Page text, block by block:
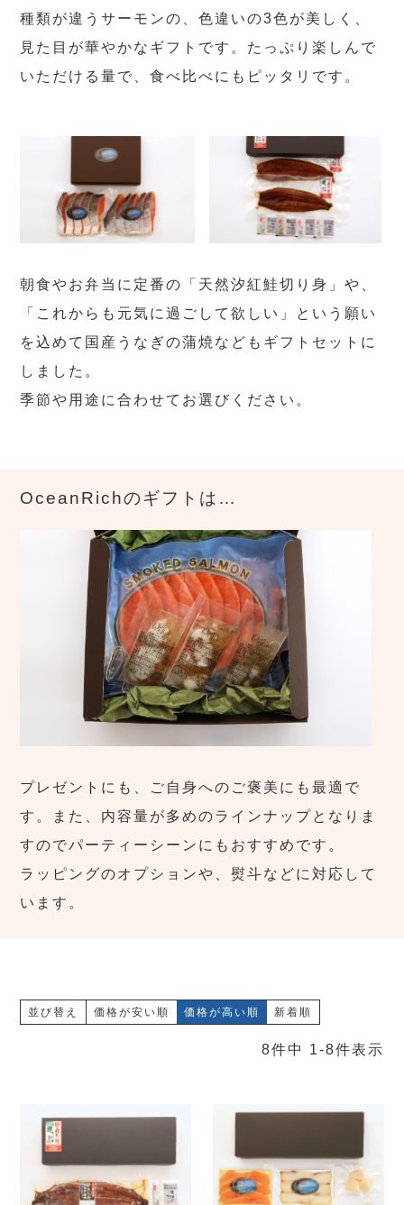
種類が違うサーモンの、色違いの3色が美しく、
見た目が華やかなギフトです。たっぷり楽しんで
いただける量で、食べ比べにもピッタリです。
朝食やお弁当に定番の「天然汐紅鮭切り身」や、
「これからも元気に過ごして欲しい」という願い
を込めて国産うなぎの蒲焼などもギフトセットに
しました。
季節や用途に合わせてお選びください。
OceanRichのギフトは…
プレゼントにも、ご自身へのご褒美にも最適で
す。また、内容量が多めのラインナップとなりま
すのでパーティーシーンにもおすすめです。
ラッピングのオプションや、熨斗などに対応して
います。
並び替え 価格が安い順 価格が高い順 新着順
8件中 1-8件表示